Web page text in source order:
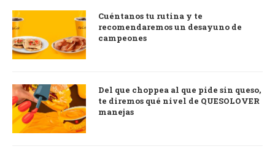
Cuéntanos tu rutina y te
recomendaremos un desayuno de
campeones
Del que choppea al que pide sin queso,
te diremos qué nivel de QUESOLOVER
manejas